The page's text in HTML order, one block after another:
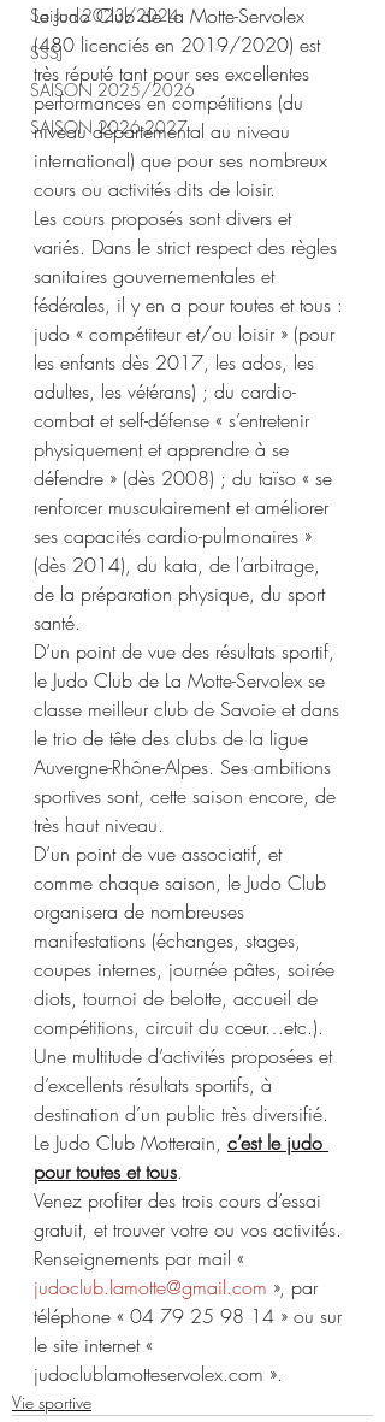
Saison 2023/2024
SSSJ
SAISON 2025/2026
SAISON 2026-2027
Le Judo Club de La Motte-Servolex
(480 licenciés en 2019/2020) est
très réputé tant pour ses excellentes
performances en compétitions (du
niveau départemental au niveau
international) que pour ses nombreux
cours ou activités dits de loisir.
Les cours proposés sont divers et
variés. Dans le strict respect des règles
sanitaires gouvernementales et
fédérales, il y en a pour toutes et tous :
judo « compétiteur et/ou loisir » (pour
les enfants dès 2017, les ados, les
adultes, les vétérans) ; du cardio-
combat et self-défense « s’entretenir
physiquement et apprendre à se
défendre » (dès 2008) ; du taïso « se
renforcer musculairement et améliorer
ses capacités cardio-pulmonaires »
(dès 2014), du kata, de l’arbitrage,
de la préparation physique, du sport
santé.
D’un point de vue des résultats sportif,
le Judo Club de La Motte-Servolex se
classe meilleur club de Savoie et dans
le trio de tête des clubs de la ligue
Auvergne-Rhône-Alpes. Ses ambitions
sportives sont, cette saison encore, de
très haut niveau.
D’un point de vue associatif, et
comme chaque saison, le Judo Club
organisera de nombreuses
manifestations (échanges, stages,
coupes internes, journée pâtes, soirée
diots, tournoi de belotte, accueil de
compétitions, circuit du cœur…etc.).
Une multitude d’activités proposées et
d’excellents résultats sportifs, à
destination d’un public très diversifié.
Le Judo Club Motterain, c’est le judo
pour toutes et tous.
Venez profiter des trois cours d’essai
gratuit, et trouver votre ou vos activités.
Renseignements par mail «
judoclub.lamotte@gmail.com », par
téléphone « 04 79 25 98 14 » ou sur
le site internet «
judoclublamotteservolex.com ».
Vie sportive